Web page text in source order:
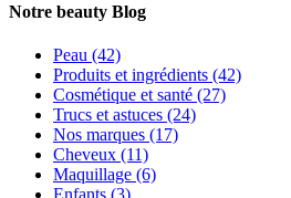
Notre beauty Blog
Peau (42)
Produits et ingrédients (42)
Cosmétique et santé (27)
Trucs et astuces (24)
Nos marques (17)
Cheveux (11)
Maquillage (6)
Enfants (3)